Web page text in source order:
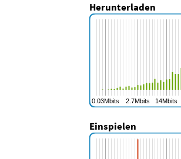
Herunterladen
Einspielen